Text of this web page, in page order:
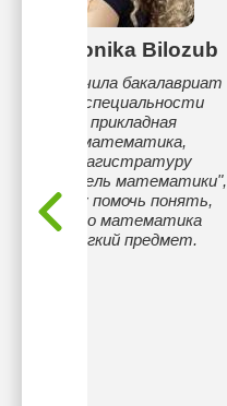
Veronika Bilozub
Окончила бакалавриат
по специальности
прикладная
математика,
магистратуру
"учитель математики",
хочу помочь понять,
что математика
легкий предмет.